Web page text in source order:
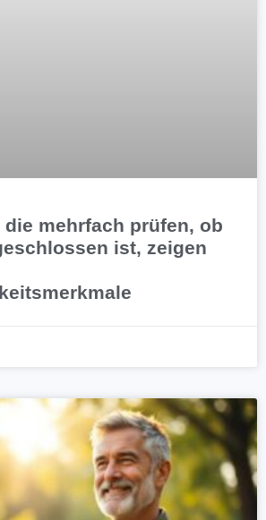
die mehrfach prüfen, ob
ist, zeigen